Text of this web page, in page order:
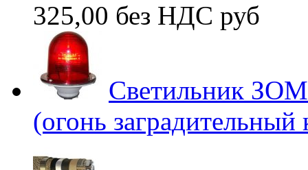
325,00 без НДС руб
Светильник
(огонь